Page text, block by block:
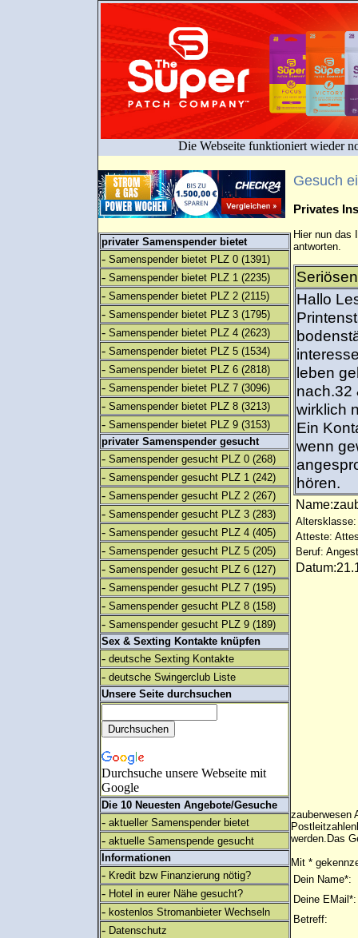
Die Webseite funktioniert wieder
privater Samenspender bietet
- Samenspender bietet PLZ 0 (1391)
- Samenspender bietet PLZ 1 (2235)
- Samenspender bietet PLZ 2 (2115)
- Samenspender bietet PLZ 3 (1795)
- Samenspender bietet PLZ 4 (2623)
- Samenspender bietet PLZ 5 (1534)
- Samenspender bietet PLZ 6 (2818)
- Samenspender bietet PLZ 7 (3096)
- Samenspender bietet PLZ 8 (3213)
- Samenspender bietet PLZ 9 (3153)
privater Samenspender gesucht
- Samenspender gesucht PLZ 0 (268)
- Samenspender gesucht PLZ 1 (242)
- Samenspender gesucht PLZ 2 (267)
- Samenspender gesucht PLZ 3 (283)
- Samenspender gesucht PLZ 4 (405)
- Samenspender gesucht PLZ 5 (205)
- Samenspender gesucht PLZ 6 (127)
- Samenspender gesucht PLZ 7 (195)
- Samenspender gesucht PLZ 8 (158)
- Samenspender gesucht PLZ 9 (189)
Sex & Sexting Kontakte knüpfen
- deutsche Sexting Kontakte
- deutsche Swingerclub Liste
Unsere Seite durchsuchen
Durchsuche unsere Webseite mit
Google
Die 10 Neuesten Angebote/Gesuche
- aktueller Samenspender bietet
- aktuelle Samenspende gesucht
Informationen
- Kredit bzw Finanzierung nötig?
- Hotel in eurer Nähe gesucht?
- kostenlos Stromanbieter Wechseln
- Datenschutz
Gesuch
Privates
Hier nun das
antworten.
Hallo
leben
nach.32
wirklich
Ein
wenn
hören.
Altersklasse:
Atteste:
Beruf:
zauberwesen
werden.Das
Mit *
Dein Name*:
Deine EMail*:
Betreff: